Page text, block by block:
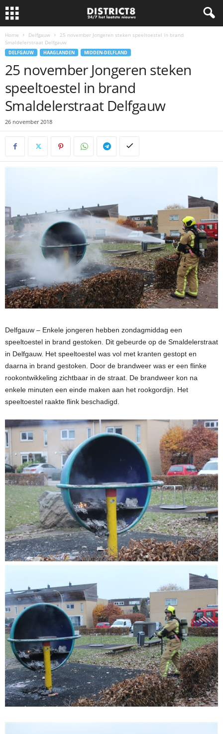
Home Delfgauw
25 november Jongeren steken speeltoestel in brand
Smaldelerstraat Delfgauw
DELFGAUW HAAGLANDEN MIDDEN-DELFLAND
25 november Jongeren steken
speeltoestel in brand
Smaldelerstraat Delfgauw
26 november 2018
Delfgauw – Enkele jongeren hebben zondagmiddag een
speeltoestel in brand gestoken. Dit gebeurde op de Smaldelerstraat
in Delfgauw. Het speeltoestel was vol met kranten gestopt en
daarna in brand gestoken. Door de brandweer was er een flinke
rookontwikkeling zichtbaar in de straat. De brandweer kon na
enkele minuten een einde maken aan het rookgordijn. Het
speeltoestel raakte flink beschadigd.